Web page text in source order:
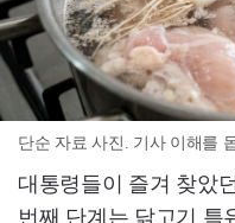
단순 자료 사진. 기사 이해를
대통령들이 즐겨 찾았
번째 단계는 닭고기 특